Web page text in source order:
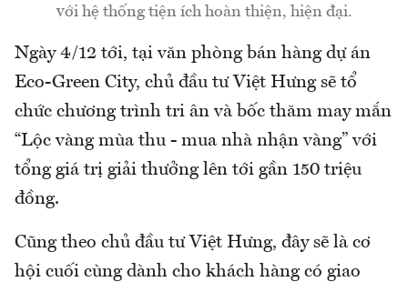
với hệ thống tiện ích hoàn thiện, hiện đại.
Ngày 4/12 tới, tại văn phòng bán hàng dự án
Eco-Green City, chủ đầu tư Việt Hưng sẽ tổ
chức chương trình tri ân và bốc thăm may mắn
“Lộc vàng mùa thu - mua nhà nhận vàng” với
tổng giá trị giải thưởng lên tới gần 150 triệu
đồng.
Cũng theo chủ đầu tư Việt Hưng, đây sẽ là cơ
hội cuối cùng dành cho khách hàng có giao